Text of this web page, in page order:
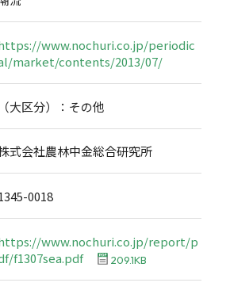
www.nochuri.co.jp/periodic
market/contents/2013/07/
（大区分）：その他
式会社農林中金総合研究所
0018
www.nochuri.co.jp/report/p
f1307sea.pdf
209.1KB